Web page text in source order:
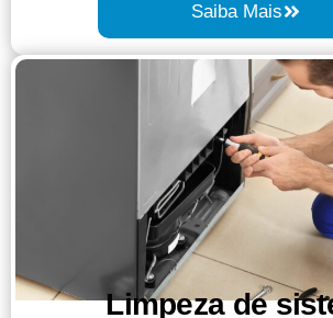
Saiba Mais
Limpeza de